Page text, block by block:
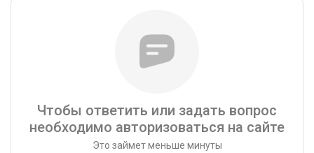
Чтобы ответить или задать вопрос
необходимо авторизоваться на сайте
Это займет меньше минуты